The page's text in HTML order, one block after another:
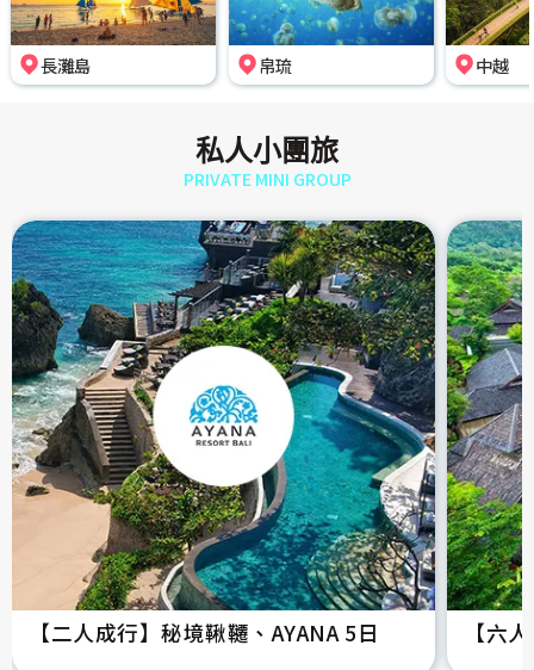
長灘島 帛琉 中越
私人小團旅
PRIVATE MINI GROUP
【二人成行】秘境鞦韆、AYANA 5日 【六